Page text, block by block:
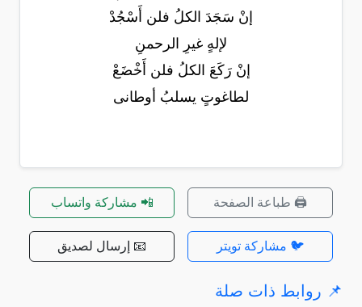
إنْ سَجَدَ الكلُ فلن أَسْجُدْ
لإلهٍ غيرِ الرحمنِ
إنْ رَكَعَ الكلُ فلن أَخْضَعْ
لطاغوتٍ يسلبُ أوطانى
🖨️ طباعة الصفحة 📲 مشاركة واتساب
🐦 مشاركة تويتر 📧 إرسال لصديق
📌 روابط ذات صلة